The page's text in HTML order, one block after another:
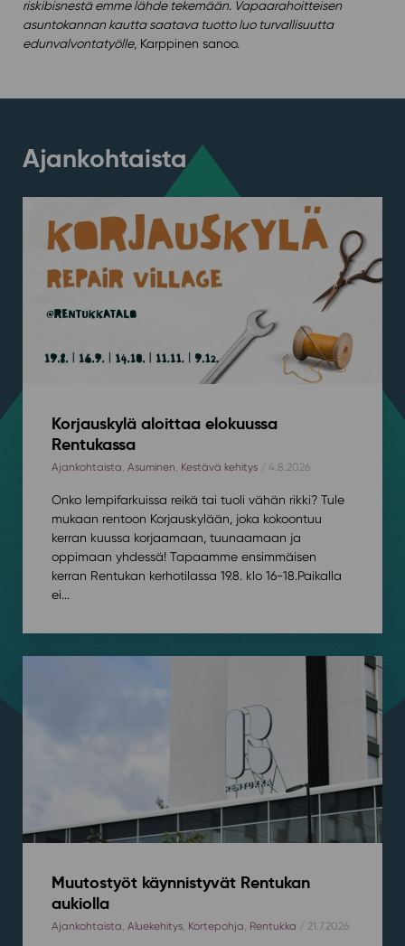
riskibisnestä emme lähde tekemään. Vapaarahoitteisen
asuntokannan kautta saatava tuotto luo turvallisuutta
edunvalvontatyölle, Karppinen sanoo.
Ajankohtaista
Korjauskylä aloittaa elokuussa
Rentukassa
Ajankohtaista Asuminen Kestävä kehitys/ 4.8.2026
Onko lempifarkuissa reikä tai tuoli vähän rikki? Tule
mukaan rentoon Korjauskylään, joka kokoontuu
kerran kuussa korjaamaan, tuunaamaan ja
oppimaan yhdessä! Tapaamme ensimmäisen
kerran Rentukan kerhotilassa 19.8. klo 16-18.⁠⁠Paikalla
ei...
Muutostyöt käynnistyvät Rentukan
aukiolla
Ajankohtaista Aluekehitys, Kortepohja Rentukka / 21.7.2026